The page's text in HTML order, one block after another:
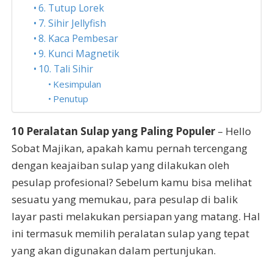
6. Tutup Lorek
7. Sihir Jellyfish
8. Kaca Pembesar
9. Kunci Magnetik
10. Tali Sihir
Kesimpulan
Penutup
10 Peralatan Sulap yang Paling Populer – Hello
Sobat Majikan, apakah kamu pernah tercengang
dengan keajaiban sulap yang dilakukan oleh
pesulap profesional? Sebelum kamu bisa melihat
sesuatu yang memukau, para pesulap di balik
layar pasti melakukan persiapan yang matang. Hal
ini termasuk memilih peralatan sulap yang tepat
yang akan digunakan dalam pertunjukan.